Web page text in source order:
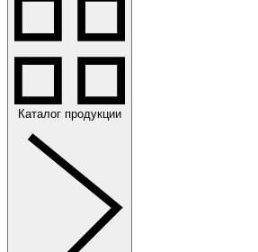
Каталог продукции